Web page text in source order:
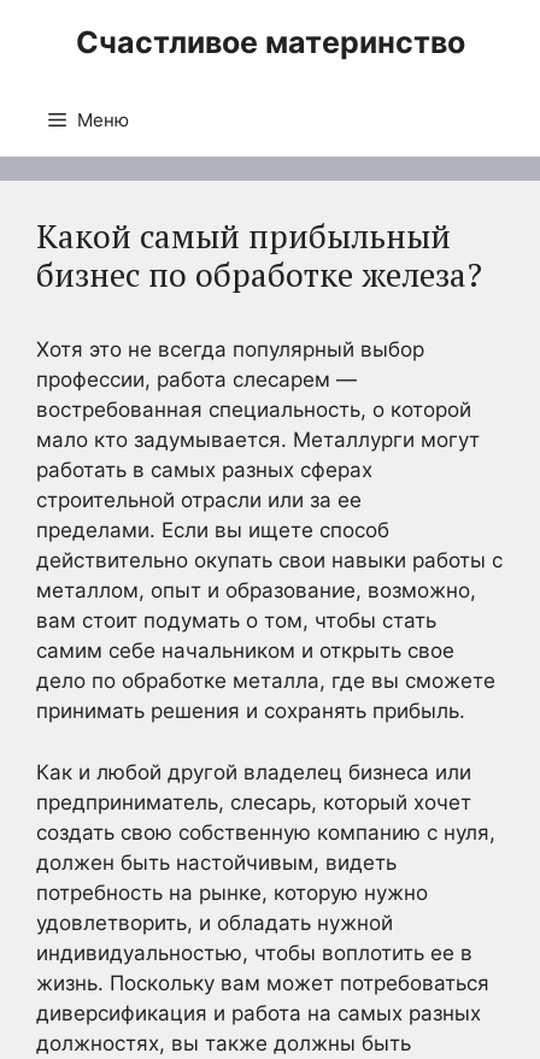
Счастливое материнство
Меню
Какой самый прибыльный
бизнес по обработке железа?
Хотя это не всегда популярный выбор
профессии, работа слесарем —
востребованная специальность, о которой
мало кто задумывается. Металлурги могут
работать в самых разных сферах
строительной отрасли или за ее
пределами. Если вы ищете способ
действительно окупать свои навыки работы с
металлом, опыт и образование, возможно,
вам стоит подумать о том, чтобы стать
самим себе начальником и открыть свое
дело по обработке металла, где вы сможете
принимать решения и сохранять прибыль.
Как и любой другой владелец бизнеса или
предприниматель, слесарь, который хочет
создать свою собственную компанию с нуля,
должен быть настойчивым, видеть
потребность на рынке, которую нужно
удовлетворить, и обладать нужной
индивидуальностью, чтобы воплотить ее в
жизнь. Поскольку вам может потребоваться
диверсификация и работа на самых разных
должностях, вы также должны быть